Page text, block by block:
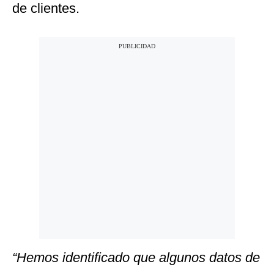
de clientes.
“Hemos identificado que algunos datos de